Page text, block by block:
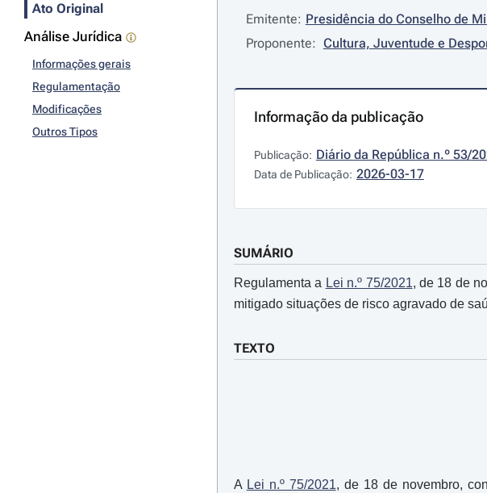
Ato Original
Análise Jurídica
Informações gerais
Regulamentação
Modificações
Outros Tipos
Emitente: Presidência do Conselho de
Proponente: Cultura, Juventude e
Informação da publicação
Publicação: Diário da República n.º 53/
Data de Publicação: 2026-03-17
SUMÁRIO
Regulamenta a Lei n.º 75/2021, de 18 de
mitigado situações de risco agravado de
TEXTO
A Lei n.º 75/2021, de 18 de novembro,